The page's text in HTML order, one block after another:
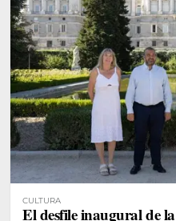
CULTURA
El desfile inaugural de